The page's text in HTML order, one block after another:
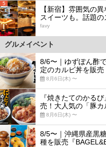
5
【新宿】雰囲気の
スイーツも。話題
favy
グルメイベント
8/6〜｜ゆずぽん酢
定のカルビ丼を販売
8月6日(木) 〜
『焼きたてのかる
売！大人気の「豚
8月6日(木) 〜
8/5〜｜沖縄県産黒
種を販売『